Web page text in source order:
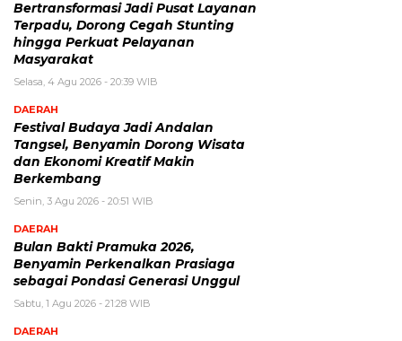
Bertransformasi Jadi Pusat Layanan
Terpadu, Dorong Cegah Stunting
hingga Perkuat Pelayanan
Masyarakat
Selasa, 4 Agu 2026 - 20:39 WIB
DAERAH
Festival Budaya Jadi Andalan
Tangsel, Benyamin Dorong Wisata
dan Ekonomi Kreatif Makin
Berkembang
Senin, 3 Agu 2026 - 20:51 WIB
DAERAH
Bulan Bakti Pramuka 2026,
Benyamin Perkenalkan Prasiaga
sebagai Pondasi Generasi Unggul
Sabtu, 1 Agu 2026 - 21:28 WIB
DAERAH